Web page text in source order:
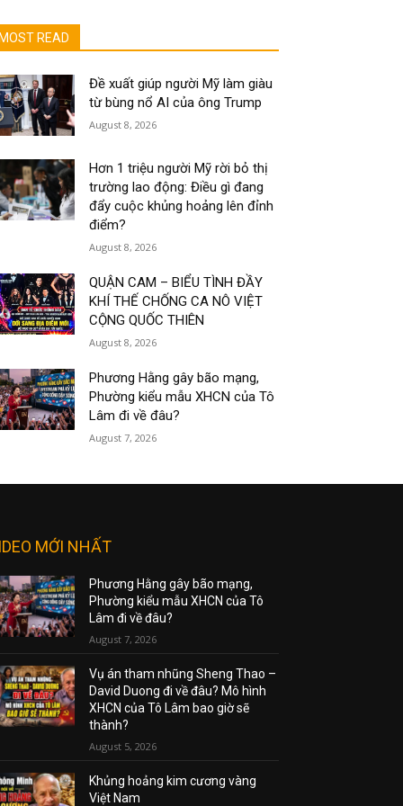
MOST READ
Đề xuất giúp người Mỹ làm giàu
từ bùng nổ AI của ông Trump
August 8, 2026
Hơn 1 triệu người Mỹ rời bỏ thị
trường lao động: Điều gì đang
đẩy cuộc khủng hoảng lên đỉnh
điểm?
August 8, 2026
QUẬN CAM – BIỂU TÌNH ĐẦY
KHÍ THẾ CHỐNG CA NÔ VIỆT
CỘNG QUỐC THIÊN
August 8, 2026
Phương Hằng gây bão mạng,
Phường kiểu mẫu XHCN của Tô
Lâm đi về đâu?
August 7, 2026
MỚI NHẤT
Phương Hằng gây bão mạng,
Phường kiểu mẫu XHCN của Tô
Lâm đi về đâu?
August 7, 2026
Vụ án tham nhũng Sheng Thao –
David Duong đi về đâu? Mô hình
XHCN của Tô Lâm bao giờ sẽ
thành?
August 5, 2026
Khủng hoảng kim cương vàng
Việt Nam